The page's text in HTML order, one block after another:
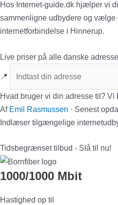
Hos Internet-guide.dk hjælper vi
sammenligne udbydere og vælge
internetforbindelse i Hinnerup.
Live priser på alle danske
📍
Hvad bruger vi din adresse til? Vi
Af Emil Rasmussen · Senest
Indlæser tilgængelige
Tidsbegrænset tilbud - Slå til nu!
1000/1000 Mbit
Hastighed op til